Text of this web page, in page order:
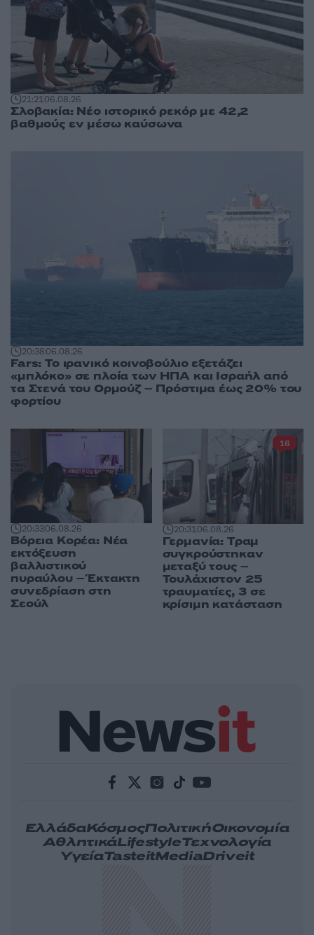
21:2106.08.26
Σλοβακία: Νέο ιστορικό ρεκόρ με 42,2
βαθμούς εν μέσω καύσωνα
20:3806.08.26
Fars: Το ιρανικό κοινοβούλιο εξετάζει
«μπλόκο» σε πλοία των ΗΠΑ και Ισραήλ από
τα Στενά του Ορμούζ – Πρόστιμα έως 20% του
φορτίου
20:3306.08.26
Βόρεια Κορέα: Νέα
εκτόξευση
βαλλιστικού
πυραύλου – Έκτακτη
συνεδρίαση στη
Σεούλ
20:3106.08.26
Γερμανία: Tραμ
συγκρούστηκαν
μεταξύ τους –
Τουλάχιστον 25
τραυματίες, 3 σε
κρίσιμη κατάσταση
16
ΕλλάδαΚόσμοςΠολιτικήΟικονομία
ΑθλητικάLifestyleΤεχνολογία
ΥγείαTasteitMediaDriveit